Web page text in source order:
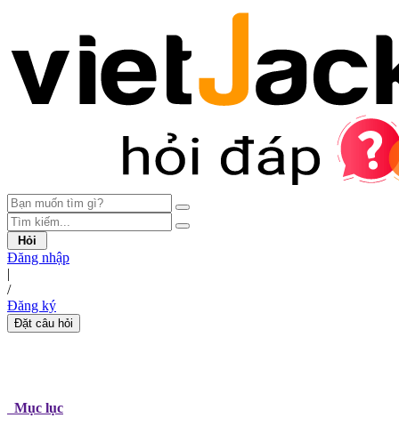
Hỏi
Đăng nhập
|
/
Đăng ký
Đặt câu hỏi
Mục lục